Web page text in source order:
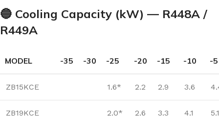
🔵 Cooling Capacity (kW) — R448A /
R449A
MODEL -35 -30 -25 -20 -15 -10 -5
ZB15KCE 1.6* 2.2 2.9 3.6
ZB19KCE 2.0* 2.6 3.3 4.1 5.1